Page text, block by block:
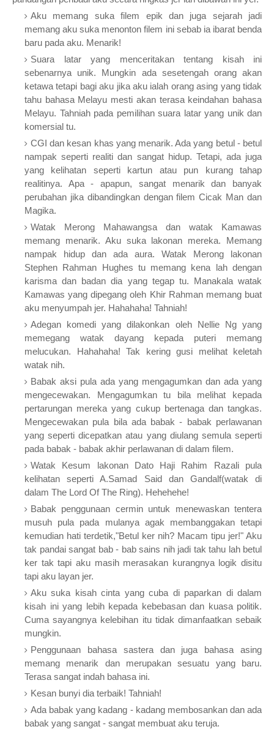
Aku memang suka filem epik dan juga sejarah jadi
memang aku suka menonton filem ini sebab ia ibarat benda
baru pada aku. Menarik!
Suara latar yang menceritakan tentang kisah ini
sebenarnya unik. Mungkin ada sesetengah orang akan
ketawa tetapi bagi aku jika aku ialah orang asing yang tidak
tahu bahasa Melayu mesti akan terasa keindahan bahasa
Melayu. Tahniah pada pemilihan suara latar yang unik dan
komersial tu.
CGI dan kesan khas yang menarik. Ada yang betul - betul
nampak seperti realiti dan sangat hidup. Tetapi, ada juga
yang kelihatan seperti kartun atau pun kurang tahap
realitinya. Apa - apapun, sangat menarik dan banyak
perubahan jika dibandingkan dengan filem Cicak Man dan
Magika.
Watak Merong Mahawangsa dan watak Kamawas
memang menarik. Aku suka lakonan mereka. Memang
nampak hidup dan ada aura. Watak Merong lakonan
Stephen Rahman Hughes tu memang kena lah dengan
karisma dan badan dia yang tegap tu. Manakala watak
Kamawas yang dipegang oleh Khir Rahman memang buat
aku menyumpah jer. Hahahaha! Tahniah!
Adegan komedi yang dilakonkan oleh Nellie Ng yang
memegang watak dayang kepada puteri memang
melucukan. Hahahaha! Tak kering gusi melihat keletah
watak nih.
Babak aksi pula ada yang mengagumkan dan ada yang
mengecewakan. Mengagumkan tu bila melihat kepada
pertarungan mereka yang cukup bertenaga dan tangkas.
Mengecewakan pula bila ada babak - babak perlawanan
yang seperti dicepatkan atau yang diulang semula seperti
pada babak - babak akhir perlawanan di dalam filem.
Watak Kesum lakonan Dato Haji Rahim Razali pula
kelihatan seperti A.Samad Said dan Gandalf(watak di
dalam The Lord Of The Ring). Hehehehe!
Babak penggunaan cermin untuk menewaskan tentera
musuh pula pada mulanya agak membanggakan tetapi
kemudian hati terdetik,"Betul ker nih? Macam tipu jer!" Aku
tak pandai sangat bab - bab sains nih jadi tak tahu lah betul
ker tak tapi aku masih merasakan kurangnya logik disitu
tapi aku layan jer.
Aku suka kisah cinta yang cuba di paparkan di dalam
kisah ini yang lebih kepada kebebasan dan kuasa politik.
Cuma sayangnya kelebihan itu tidak dimanfaatkan sebaik
mungkin.
Penggunaan bahasa sastera dan juga bahasa asing
memang menarik dan merupakan sesuatu yang baru.
Terasa sangat indah bahasa ini.
Kesan bunyi dia terbaik! Tahniah!
Ada babak yang kadang - kadang membosankan dan ada
babak yang sangat - sangat membuat aku teruja.